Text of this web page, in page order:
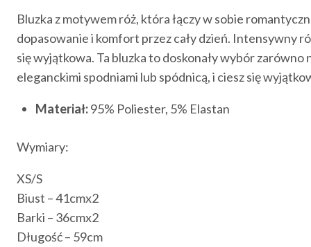
Bluzka z motywem róż, która łączy w sobie
dopasowanie i komfort przez cały dzień. Intensywny
się wyjątkowa. Ta bluzka to doskonały wybór
eleganckimi spodniami lub spódnicą, i ciesz się
Materiał:95% Poliester, 5% Elastan
Wymiary:
XS/S
Biust – 41cmx2
Barki – 36cmx2
Długość – 59cm